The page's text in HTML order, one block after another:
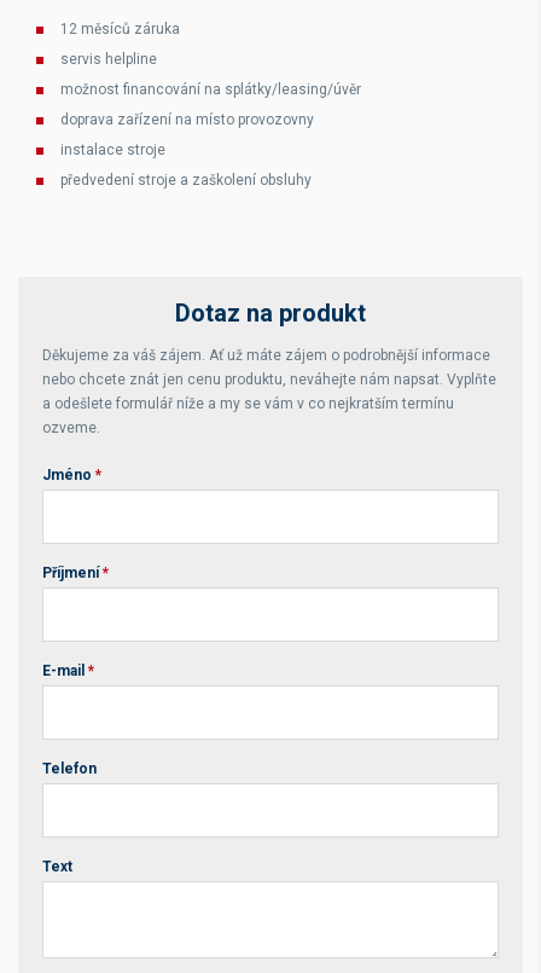
12 měsíců záruka
servis helpline
možnost financování na splátky/leasing/úvěr
doprava zařízení na místo provozovny
instalace stroje
předvedení stroje a zaškolení obsluhy
Dotaz na produkt
Děkujeme za váš zájem. Ať už máte zájem o podrobnější informace
nebo chcete znát jen cenu produktu, neváhejte nám napsat. Vyplňte
a odešlete formulář níže a my se vám v co nejkratším termínu
ozveme.
Jméno *
Příjmení *
E-mail *
Telefon
Text